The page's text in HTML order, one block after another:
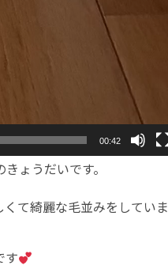
00:42
ょうだいです。
て綺麗な毛並みをしていま
す